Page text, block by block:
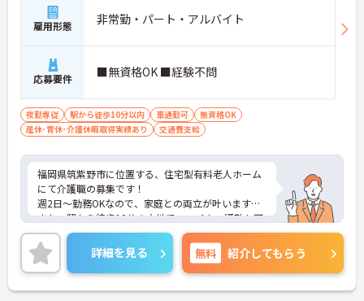
雇用形態 非常勤・パート・アルバイト
応募要件 ■無資格OK ■経験不問
夜勤専従 駅から徒歩10分以内 車通勤可
無資格OK
産休･育休･介護休暇取得実績あり
交通費支給
福岡県筑紫野市に位置する、住宅型有料老人ホーム
にて介護職の募集です！
週2日～勤務OKなので、家庭との両立が叶います☆
また、駅から徒歩10分の立地で、マイカー通勤も可
能なので通勤らくらくです◎
ご興味のある方には、面接対策ポイントなど、さら
に詳細をお話しいたしますのでお気軽にご相談くだ
さい！
詳細を見る 無料 紹介してもらう